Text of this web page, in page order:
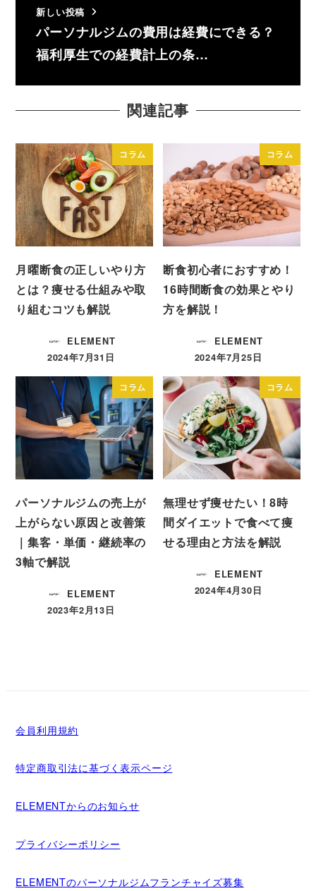
新しい投稿
パーソナルジムの費用は経費にできる？
福利厚生での経費計上の条…
関連記事
コラム
月曜断食の正しいやり方
とは？痩せる仕組みや取
り組むコツも解説
ELEMENT
投稿日
2024年7月31日
コラム
断食初心者におすすめ！
16時間断食の効果とやり
方を解説！
ELEMENT
投稿日
2024年7月25日
コラム
パーソナルジムの売上が
上がらない原因と改善策
｜集客・単価・継続率の
3軸で解説
ELEMENT
投稿日
2023年2月13日
コラム
無理せず痩せたい！8時
間ダイエットで食べて痩
せる理由と方法を解説
ELEMENT
投稿日
2024年4月30日
会員利用規約
特定商取引法に基づく表示ページ
ELEMENTからのお知らせ
プライバシーポリシー
ELEMENTのパーソナルジムフランチャイズ募集